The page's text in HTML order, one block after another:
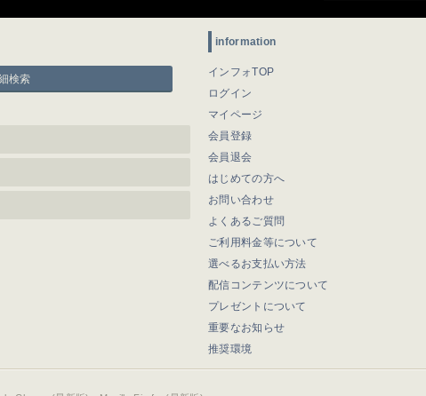
検索
information
インフォTOP
ログイン
マイページ
会員登録
会員退会
はじめての方へ
お問い合わせ
よくあるご質問
ご利用料金等について
選べるお支払い方法
配信コンテンツについて
プレゼントについて
重要なお知らせ
推奨環境